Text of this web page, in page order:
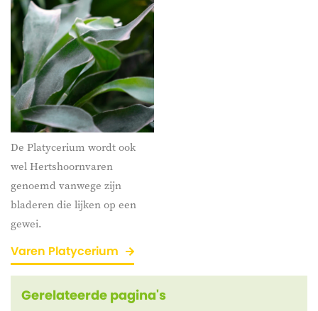
De Platycerium wordt ook
welHertshoornvaren
genoemd vanwege zijn
bladeren die lijken op een
gewei.
Varen Platycerium
Gerelateerde pagina's